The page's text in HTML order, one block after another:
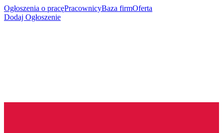
Ogłoszenia o pracęPracownicyBaza firmOferta
Dodaj Ogłoszenie